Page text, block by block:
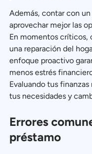
Además, contar con
aprovechar mejor las
En momentos críticos,
una reparación del
enfoque proactivo
menos estrés
Evaluando tus
tus necesidades y
Errores
préstamo